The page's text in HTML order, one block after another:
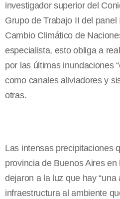
investigador superior del
Grupo de Trabajo II del
Cambio Climático de
especialista, esto obliga a
por las últimas inundaciones
como canales aliviadores y
otras.
Las intensas precipitaciones
provincia de Buenos Aires
dejaron a la luz que hay “una
infraestructura al ambiente